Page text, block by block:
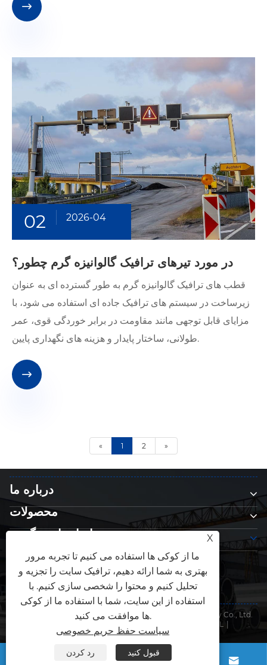

02 2026-04
در مورد تیرهای ترافیک گالوانیزه گرم چطور؟
قطب های ترافیک گالوانیزه گرم به طور گسترده ای به عنوان
زیرساخت در سیستم های ترافیک جاده ای استفاده می شود، با
مزایای قابل توجهی مانند مقاومت در برابر خوردگی قوی، عمر
طولانی، ساختار پایدار و هزینه های نگهداری پایین.

« 1 2 »
درباره ما
محصولات
با ما تماس بگیرید
ما را دنبال کنید
Links Sitemap XML
سیاست حفظ حریم خصوصی
  
X
ما از کوکی ها استفاده می کنیم تا تجربه مرور
بهتری به شما ارائه دهیم، ترافیک سایت را تجزیه و
تحلیل کنیم و محتوا را شخصی سازی کنیم. با
استفاده از این سایت، شما با استفاده ما از کوکی
ها موافقت می کنید.
سیاست حفظ حریم خصوصی
رد کردن قبول کنید